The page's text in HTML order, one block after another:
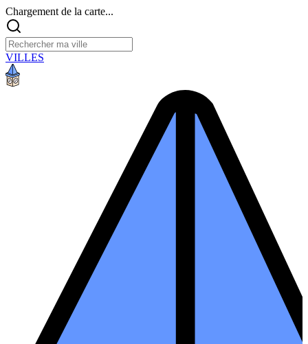
Chargement de la carte...
VILLES